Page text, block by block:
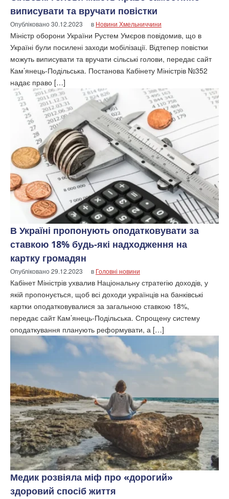
виписувати та вручати повістки
Опубліковано30.12.2023 в Новини Хмельниччини
Міністр оборони України Рустем Умєров повідомив, що в
Україні були посилені заходи мобілізації. Відтепер повістки
можуть виписувати та вручати сільські голови, передає сайт
Кам’янець-Подільська. Постанова Кабінету Міністрів №352
надає право […]
В Україні пропонують оподатковувати за
ставкою 18% будь-які надходження на
картку громадян
Опубліковано29.12.2023 в Головні новини
Кабінет Міністрів ухвалив Національну стратегію доходів, у
якій пропонується, щоб всі доходи українців на банківські
картки оподатковувалися за загальною ставкою 18%,
передає сайт Кам’янець-Подільська. Спрощену систему
оподаткування планують реформувати, а […]
Медик розвіяла міф про «дорогий»
здоровий спосіб життя